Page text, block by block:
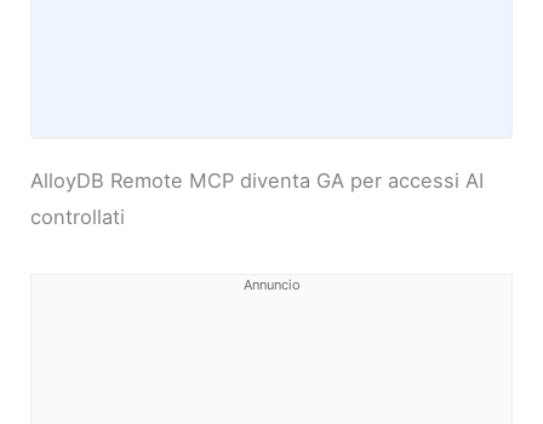
AlloyDB Remote MCP diventa GA per accessi AI
controllati
Annuncio